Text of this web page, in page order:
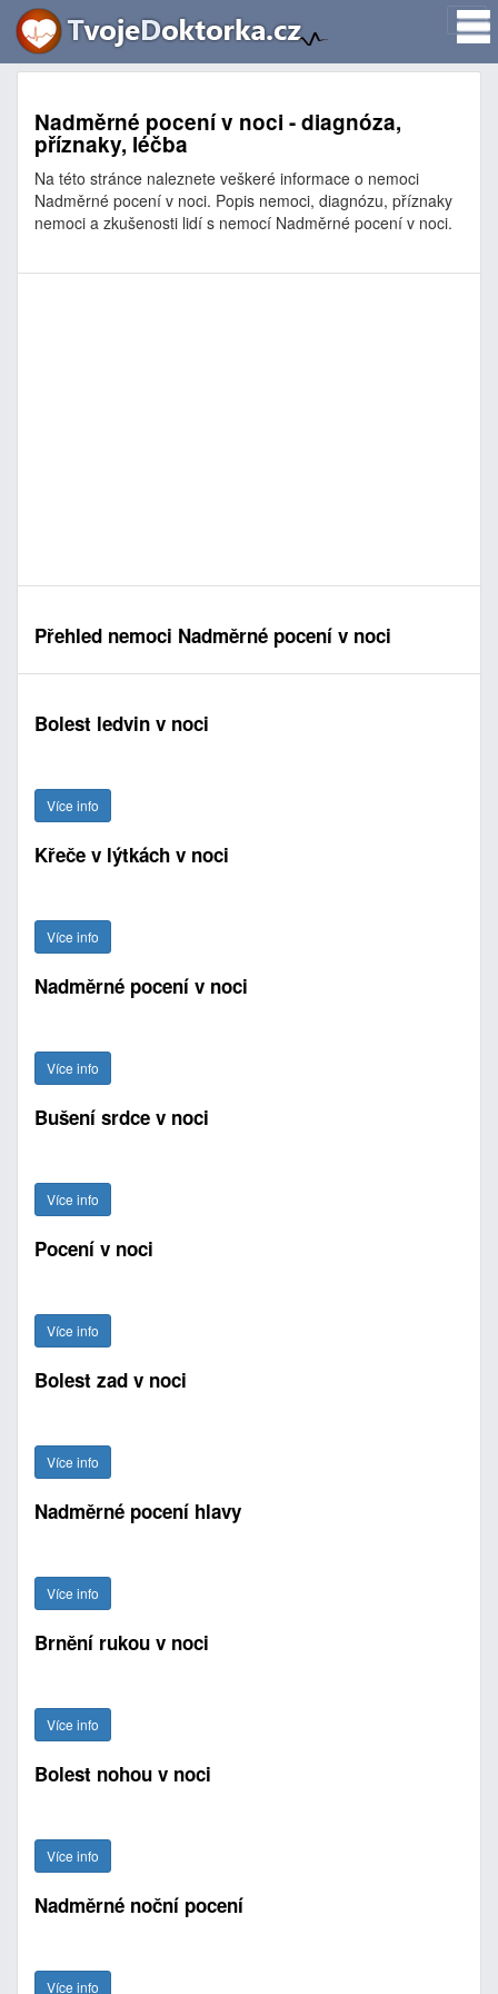
Nadměrné pocení v noci - diagnóza,
příznaky, léčba
Na této stránce naleznete veškeré informace o nemoci
Nadměrné pocení v noci. Popis nemoci, diagnózu, příznaky
nemoci a zkušenosti lidí s nemocí Nadměrné pocení v noci.
Přehled nemoci Nadměrné pocení v noci
Bolest ledvin v noci
Více info
Křeče v lýtkách v noci
Více info
Nadměrné pocení v noci
Více info
Bušení srdce v noci
Více info
Pocení v noci
Více info
Bolest zad v noci
Více info
Nadměrné pocení hlavy
Více info
Brnění rukou v noci
Více info
Bolest nohou v noci
Více info
Nadměrné noční pocení
Více info